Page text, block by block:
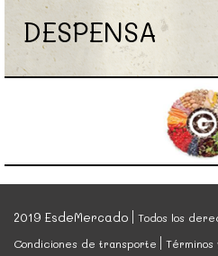
DESPENSA
2019 EsdeMercado
Todos los
Condiciones de transporte
Términos